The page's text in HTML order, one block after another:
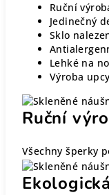
Ruční
Jedinečný
Sklo
Lehké na
Výroba
Ruční
Všechny šperky